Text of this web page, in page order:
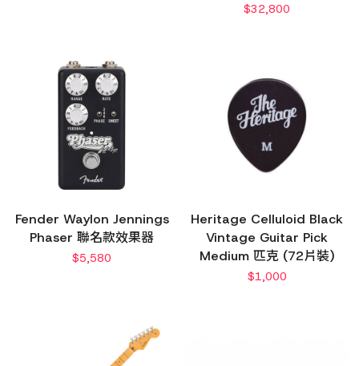
$32,800
Fender Waylon Jennings
Phaser 聯名款效果器
$5,580
Heritage Celluloid Black
Vintage Guitar Pick
Medium 匹克 (72片裝)
$1,000